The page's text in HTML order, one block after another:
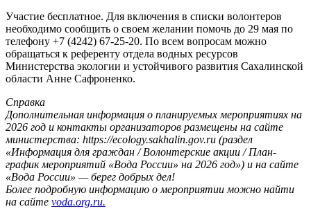
Участие бесплатное. Для включения в списки волонтеров
необходимо сообщить о своем желании помочь до 29 мая по
телефону +7 (4242) 67-25-20. По всем вопросам можно
обращаться к референту отдела водных ресурсов
Министерства экологии и устойчивого развития Сахалинской
области Анне Сафроненко.
Справка
Дополнительная информация о планируемых мероприятиях на
2026 год и контакты организаторов размещены на сайте
министерства: https://ecology.sakhalin.gov.ru (раздел
«Информация для граждан / Волонтерские акции / План-
график мероприятий «Вода России» на 2026 год») и на сайте
«Вода России» — берег добрых дел!
Более подробную информацию о мероприятии можно найти
на сайте voda.org.ru.